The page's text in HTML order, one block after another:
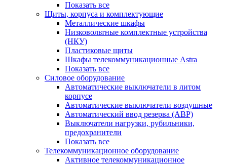
Показать все
Щиты, корпуса и комплектующие
Металлические шкафы
Низковольтные комплектные устройства
(НКУ)
Пластиковые щиты
Шкафы телекоммуникационные Astra
Показать все
Силовое оборудование
Автоматические выключатели в литом
корпусе
Автоматические выключатели воздушные
Автоматический ввод резерва (АВР)
Выключатели нагрузки, рубильники,
предохранители
Показать все
Телекоммуникационное оборудование
Активное телекоммуникационное